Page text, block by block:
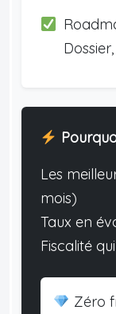
Les
mois)
Taux en
Fiscalité
Zéro